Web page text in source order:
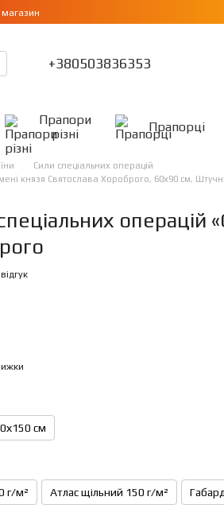
магазин
+380503836353
Прапори
різні
Прапорці
Сили спеціальних операцій
князя Святослава Хороброго, 60х90 см,
операцій
см
г/м² Атлас щільний 150 г/м²